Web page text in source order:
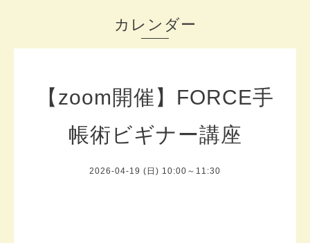
カレンダー
【zoom開催】FORCE手
帳術ビギナー講座
2026-04-19 (日) 10:00～11:30